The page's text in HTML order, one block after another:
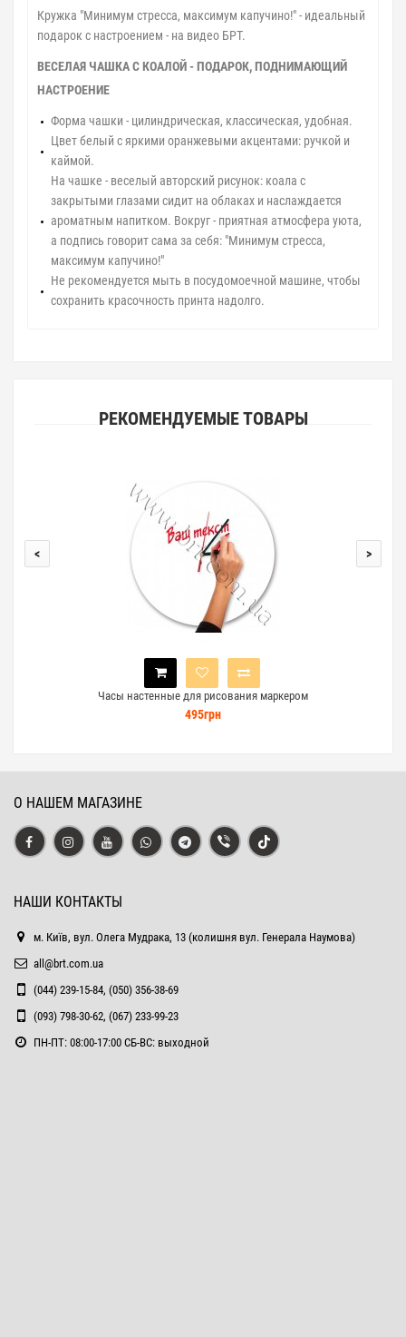
Кружка "Минимум стресса, максимум капучино!" - идеальный
подарок с настроением - на видео БРТ.
ВЕСЕЛАЯ ЧАШКА С КОАЛОЙ - ПОДАРОК, ПОДНИМАЮЩИЙ
НАСТРОЕНИЕ
Форма чашки - цилиндрическая, классическая, удобная.
Цвет белый с яркими оранжевыми акцентами: ручкой и
каймой.
На чашке - веселый авторский рисунок: коала с
закрытыми глазами сидит на облаках и наслаждается
ароматным напитком. Вокруг - приятная атмосфера уюта,
а подпись говорит сама за себя: "Минимум стресса,
максимум капучино!"
Не рекомендуется мыть в посудомоечной машине, чтобы
сохранить красочность принта надолго.
РЕКОМЕНДУЕМЫЕ ТОВАРЫ
Часы настенные для рисования маркером
495грн
< >
О НАШЕМ МАГАЗИНЕ
НАШИ КОНТАКТЫ
м. Київ, вул. Олега Мудрака, 13 (колишня вул. Генерала Наумова)
all@brt.com.ua
(044) 239-15-84, (050) 356-38-69
(093) 798-30-62, (067) 233-99-23
ПН-ПТ: 08:00-17:00 СБ-ВС: выходной